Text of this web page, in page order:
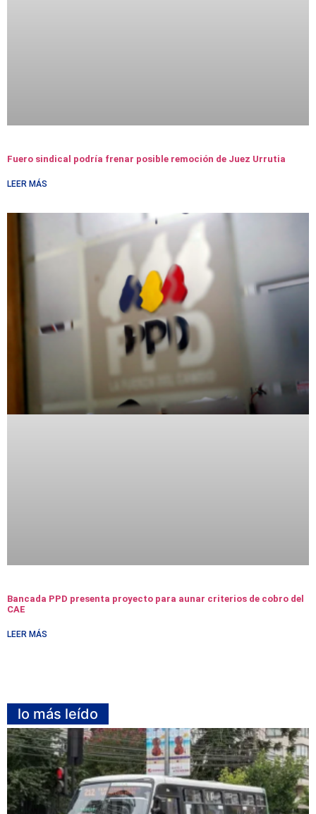
Fuero sindical podría frenar posible remoción de Juez Urrutia
LEER MÁS
Bancada PPD presenta proyecto para aunar criterios de cobro del
CAE
LEER MÁS
lo más leído